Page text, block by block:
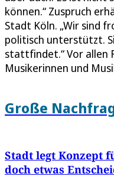
können.“ Zuspruch
Stadt Köln. „Wir sind
politisch unterstützt.
stattfindet.“ Vor allen
Musikerinnen und
Große
Stadt legt Konzept
doch etwas